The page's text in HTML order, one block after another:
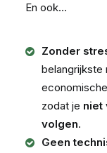
En ook…
Zonder
belangrijkste
zodat je niet
volgen.
Geen